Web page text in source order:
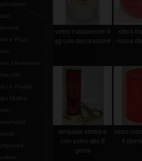
e Pizzi
elemosina-
e Pissidi
Molina
vetro trasparente 4
gg con decorazione
sfera
rossa
lampada elettrica
con vetro alto 8
giorni
vetro
4